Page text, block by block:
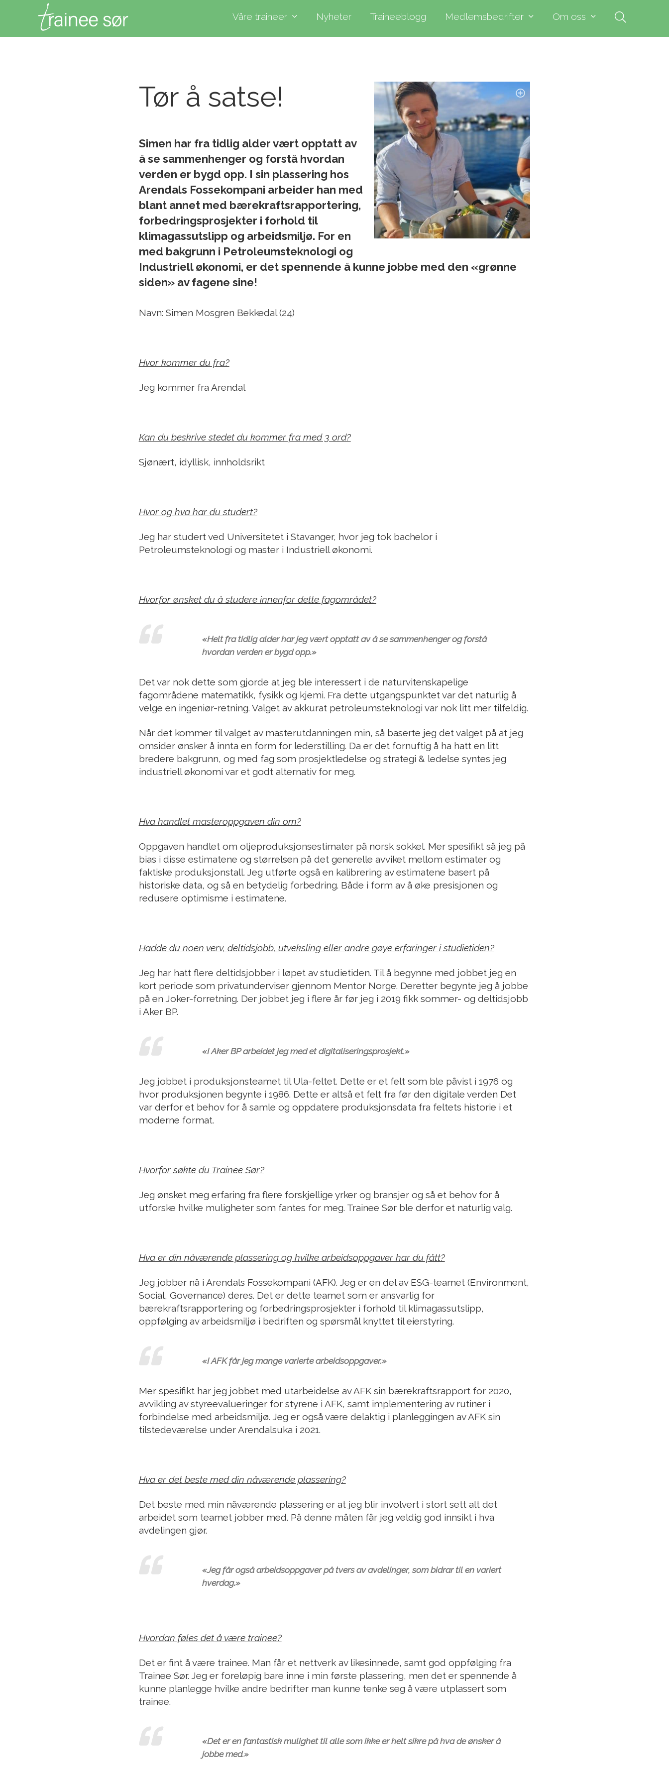
Våre traineer Nyheter Traineeblogg Medlemsbedrifter Om oss
Tør å satse!
Simen har fra tidlig alder vært opptatt av
å se sammenhenger og forstå hvordan
verden er bygd opp. I sin plassering hos
Arendals Fossekompani arbeider han med
blant annet med bærekraftsrapportering,
forbedringsprosjekter i forhold til
klimagassutslipp og arbeidsmiljø. For en
med bakgrunn i Petroleumsteknologi og
Industriell økonomi, er det spennende å kunne jobbe med den «grønne
siden» av fagene sine!
Navn: Simen Mosgren Bekkedal (24)
Hvor kommer du fra?
Jeg kommer fra Arendal
Kan du beskrive stedet du kommer fra med 3 ord?
Sjønært, idyllisk, innholdsrikt
Hvor og hva har du studert?
Jeg har studert ved Universitetet i Stavanger, hvor jeg tok bachelor i
Petroleumsteknologi og master i Industriell økonomi.
Hvorfor ønsket du å studere innenfor dette fagområdet?
«Helt fra tidlig alder har jeg vært opptatt av å se sammenhenger og forstå
hvordan verden er bygd opp.»
Det var nok dette som gjorde at jeg ble interessert i de naturvitenskapelige
fagområdene matematikk, fysikk og kjemi. Fra dette utgangspunktet var det naturlig å
velge en ingeniør-retning. Valget av akkurat petroleumsteknologi var nok litt mer tilfeldig.
Når det kommer til valget av masterutdanningen min, så baserte jeg det valget på at jeg
omsider ønsker å innta en form for lederstilling. Da er det fornuftig å ha hatt en litt
bredere bakgrunn, og med fag som prosjektledelse og strategi & ledelse syntes jeg
industriell økonomi var et godt alternativ for meg.
Hva handlet masteroppgaven din om?
Oppgaven handlet om oljeproduksjonsestimater på norsk sokkel. Mer spesifikt så jeg på
bias i disse estimatene og størrelsen på det generelle avviket mellom estimater og
faktiske produksjonstall. Jeg utførte også en kalibrering av estimatene basert på
historiske data, og så en betydelig forbedring. Både i form av å øke presisjonen og
redusere optimisme i estimatene.
Hadde du noen verv, deltidsjobb, utveksling eller andre gøye erfaringer i studietiden?
Jeg har hatt flere deltidsjobber i løpet av studietiden. Til å begynne med jobbet jeg en
kort periode som privatunderviser gjennom Mentor Norge. Deretter begynte jeg å jobbe
på en Joker-forretning. Der jobbet jeg i flere år før jeg i 2019 fikk sommer- og deltidsjobb
i Aker BP.
«I Aker BP arbeidet jeg med et digitaliseringsprosjekt.»
Jeg jobbet i produksjonsteamet til Ula-feltet. Dette er et felt som ble påvist i 1976 og
hvor produksjonen begynte i 1986. Dette er altså et felt fra før den digitale verden Det
var derfor et behov for å samle og oppdatere produksjonsdata fra feltets historie i et
moderne format.
Hvorfor søkte du Trainee Sør?
Jeg ønsket meg erfaring fra flere forskjellige yrker og bransjer og så et behov for å
utforske hvilke muligheter som fantes for meg. Trainee Sør ble derfor et naturlig valg.
Hva er din nåværende plassering og hvilke arbeidsoppgaver har du fått?
Jeg jobber nå i Arendals Fossekompani (AFK). Jeg er en del av ESG-teamet (Environment,
Social, Governance) deres. Det er dette teamet som er ansvarlig for
bærekraftsrapportering og forbedringsprosjekter i forhold til klimagassutslipp,
oppfølging av arbeidsmiljø i bedriften og spørsmål knyttet til eierstyring.
«I AFK får jeg mange varierte arbeidsoppgaver.»
Mer spesifikt har jeg jobbet med utarbeidelse av AFK sin bærekraftsrapport for 2020,
avvikling av styreevalueringer for styrene i AFK, samt implementering av rutiner i
forbindelse med arbeidsmiljø. Jeg er også være delaktig i planleggingen av AFK sin
tilstedeværelse under Arendalsuka i 2021.
Hva er det beste med din nåværende plassering?
Det beste med min nåværende plassering er at jeg blir involvert i stort sett alt det
arbeidet som teamet jobber med. På denne måten får jeg veldig god innsikt i hva
avdelingen gjør.
«Jeg får også arbeidsoppgaver på tvers av avdelinger, som bidrar til en variert
hverdag.»
Hvordan føles det å være trainee?
Det er fint å være trainee. Man får et nettverk av likesinnede, samt god oppfølging fra
Trainee Sør. Jeg er foreløpig bare inne i min første plassering, men det er spennende å
kunne planlegge hvilke andre bedrifter man kunne tenke seg å være utplassert som
trainee.
«Det er en fantastisk mulighet til alle som ikke er helt sikre på hva de ønsker å
jobbe med.»